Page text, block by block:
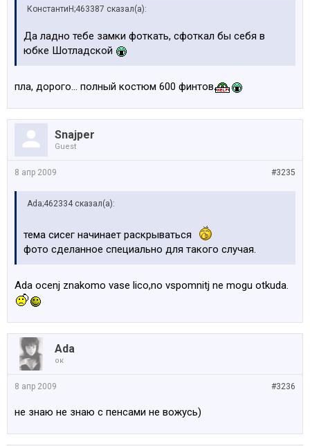
КонстантиН;463387 сказал(а):
Да ладно тебе замки фоткать, сфоткал бы себя в
юбке Шотладской
пла, дорого... полный костюм 600 финтов
Snajper
Guest
#3235
8 апр 2009
Ada;462334 сказал(а):
тема сисег начинает раскрываться
фото сделанное специально для такого случая.
Ada ocenj znakomo vase lico,no vspomnitj ne mogu otkuda.
Ada
ок
#3236
8 апр 2009
не знаю не знаю с пенсами не вожусь)